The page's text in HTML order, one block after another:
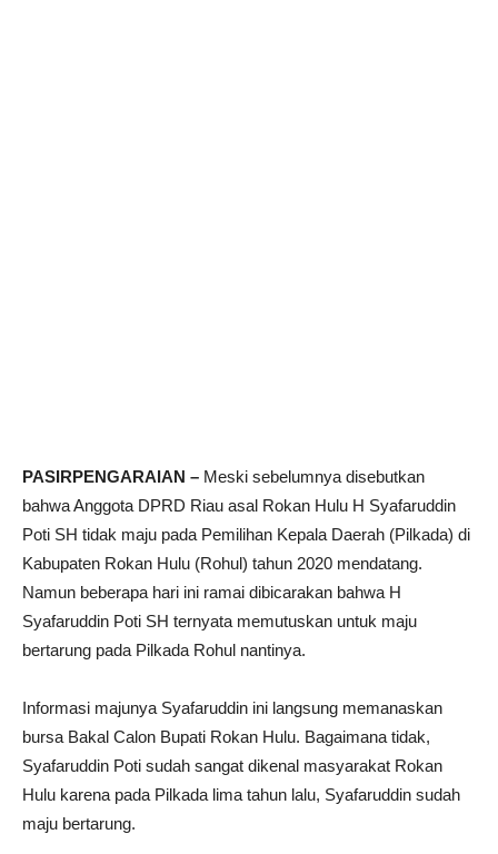
PASIRPENGARAIAN – Meski sebelumnya disebutkan
bahwa Anggota DPRD Riau asal Rokan Hulu H Syafaruddin
Poti SH tidak maju pada Pemilihan Kepala Daerah (Pilkada) di
Kabupaten Rokan Hulu (Rohul) tahun 2020 mendatang.
Namun beberapa hari ini ramai dibicarakan bahwa H
Syafaruddin Poti SH ternyata memutuskan untuk maju
bertarung pada Pilkada Rohul nantinya.
Informasi majunya Syafaruddin ini langsung memanaskan
bursa Bakal Calon Bupati Rokan Hulu. Bagaimana tidak,
Syafaruddin Poti sudah sangat dikenal masyarakat Rokan
Hulu karena pada Pilkada lima tahun lalu, Syafaruddin sudah
maju bertarung.